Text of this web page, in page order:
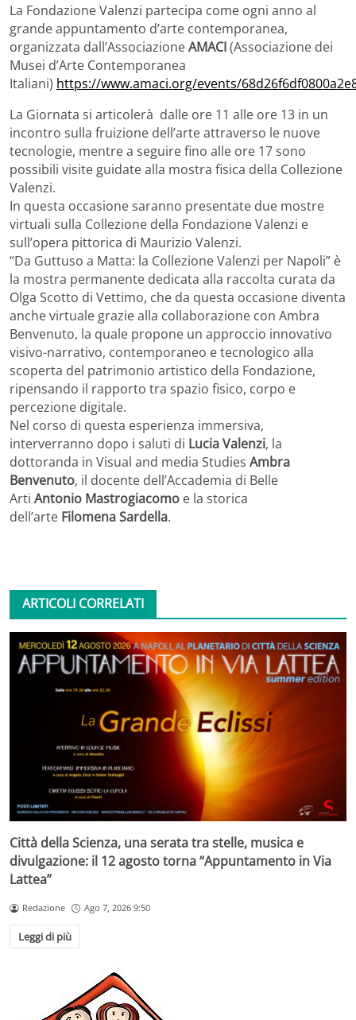
La Fondazione Valenzi partecipa come ogni anno al
grande appuntamento d’arte contemporanea,
organizzata dall’AssociazioneAMACI(Associazione dei
Musei d’Arte Contemporanea
Italiani) https://www.amaci.org/events/
La Giornata si articolerà dalle ore 11 alle ore 13 in un
incontro sulla fruizione dell’arte attraverso le nuove
tecnologie, mentre a seguire fino alle ore 17 sono
possibili visite guidate alla mostra fisica della Collezione
Valenzi.
In questa occasione saranno presentate due mostre
virtuali sulla Collezione della Fondazione Valenzi e
sull’opera pittorica di Maurizio Valenzi.
“Da Guttuso a Matta: la Collezione Valenzi per Napoli” è
la mostra permanente dedicata alla raccolta curata da
Olga Scotto di Vettimo, che da questa occasione diventa
anche virtuale grazie alla collaborazione con Ambra
Benvenuto, la quale propone un approccio innovativo
visivo-narrativo, contemporaneo e tecnologico alla
scoperta del patrimonio artistico della Fondazione,
ripensando il rapporto tra spazio fisico, corpo e
percezione digitale.
Nel corso di questa esperienza immersiva,
interverranno dopo i saluti di Lucia Valenzi, la
dottoranda in Visual and media Studies Ambra
Benvenuto, il docente dell’Accademia di Belle
Arti Antonio Mastrogiacomo e la storica
dell’arte Filomena Sardella.
ARTICOLI CORRELATI
Città della Scienza, una serata tra stelle, musica e
divulgazione: il 12 agosto torna “Appuntamento in Via
Lattea”
Redazione Ago 7, 2026 9:50
Leggi di più